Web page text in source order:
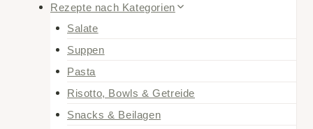
Rezepte nach Kategorien
Salate
Suppen
Pasta
Risotto, Bowls & Getreide
Snacks & Beilagen